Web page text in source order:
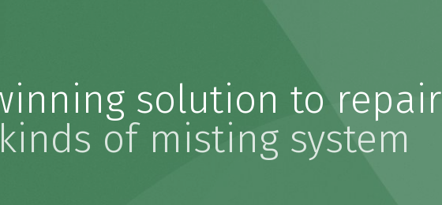
solution to repair
of misting system